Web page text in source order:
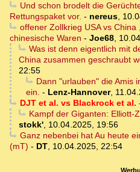
Und schon brodelt die
Rettungspaket vor. - nereus,
offener Zollkrieg USA vs
chinesische Waren - Joe68,
Was ist denn eigentlich mit
China zusammen geschraubt
22:55
Dann "urlauben" die Amis
ein. - Lenz-Hannover,
DJT et al. vs Blackrock et al.
Kampf der Giganten: Elliott-
stokk', 10.04.2025, 19:56
Ganz nebenbei hat Au heute
(mT) - DT, 10.04.2025, 22:54